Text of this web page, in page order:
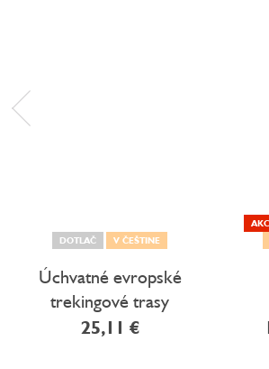
DOTLAČ V ČEŠTINE
Úchvatné evropské
trekingové trasy
25,11 €